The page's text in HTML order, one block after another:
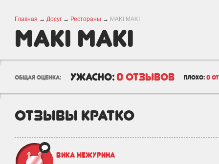
Главная → Досуг → Рестораны → MAKI MAKI
MAKI MAKI
общая оценка: ужасно: 0 отзывов плохо: 0
отзывы кратко
Вика Нежурина